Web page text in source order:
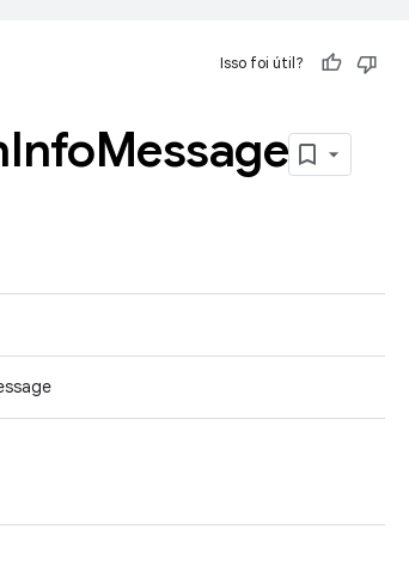
Isso foi útil?
InfoMessage